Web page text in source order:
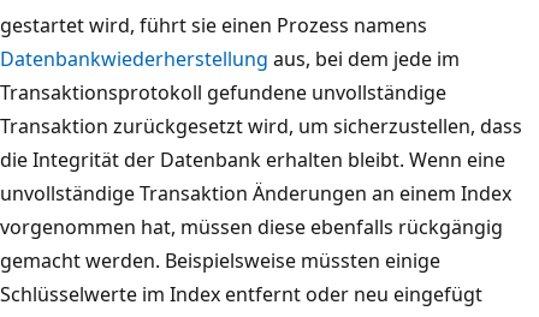
gestartet wird, führt sie einen Prozess namens
Datenbankwiederherstellung aus, bei dem jede im
Transaktionsprotokoll gefundene unvollständige
Transaktion zurückgesetzt wird, um sicherzustellen, dass
die Integrität der Datenbank erhalten bleibt. Wenn eine
unvollständige Transaktion Änderungen an einem Index
vorgenommen hat, müssen diese ebenfalls rückgängig
gemacht werden. Beispielsweise müssten einige
Schlüsselwerte im Index entfernt oder neu eingefügt